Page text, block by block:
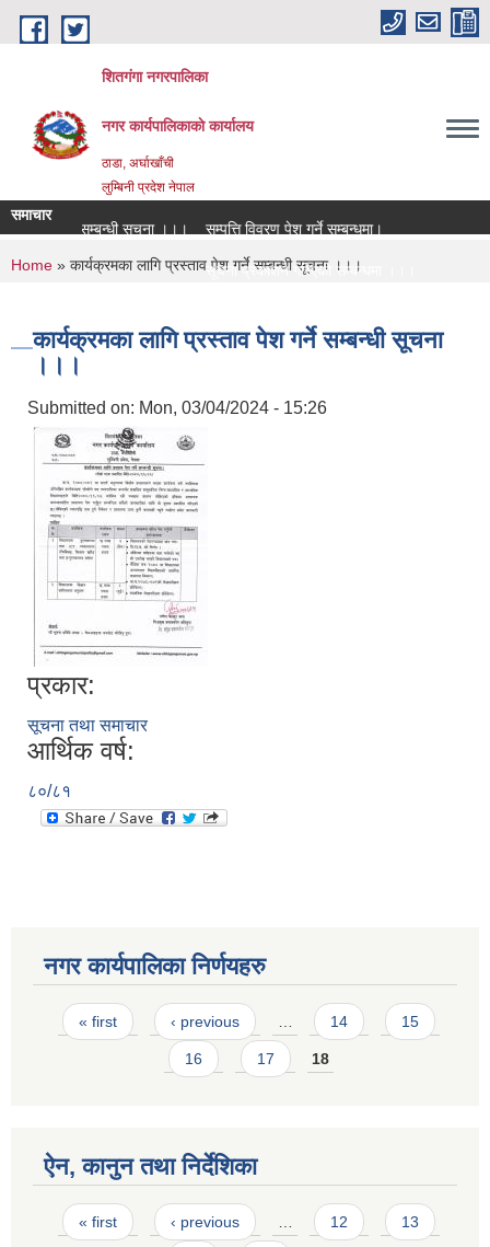
Skip to main content
शितगंगा नगरपालिका
नगर कार्यपालिकाकाे कार्यालय
ठाडा, अर्घाखाँची
लुम्बिनी प्रदेश नेपाल
समाचार
आब्हान सम्बन्धी सूचना ।।।
सम्पत्ति विवरण पेश गर्ने सम्बन्धमा।
सूचना प्रकाशन गरिएको सम्बन्धमा ।।।
You are here
Home » कार्यक्रमका लागि प्रस्ताव पेश गर्ने सम्बन्धी सूचना ।।।
कार्यक्रमका लागि प्रस्ताव पेश गर्ने सम्बन्धी सूचना
।।।
Submitted on: Mon, 03/04/2024 - 15:26
प्रकार:
सूचना तथा समाचार
आर्थिक वर्ष:
८०/८१
नगर कार्यपालिका निर्णयहरु
Pages
« first ‹ previous … 14 15
16 17 18
ऐन, कानुन तथा निर्देशिका
Pages
« first ‹ previous 12 13